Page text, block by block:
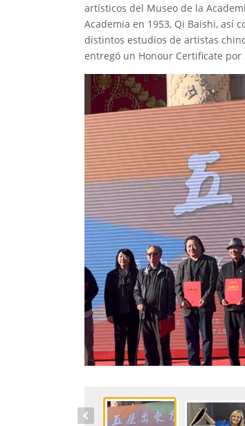
artísticos del Museo de la
Academia en 1953, Qi Baishi, así
distintos estudios de artistas
entregó un Honour Certificate